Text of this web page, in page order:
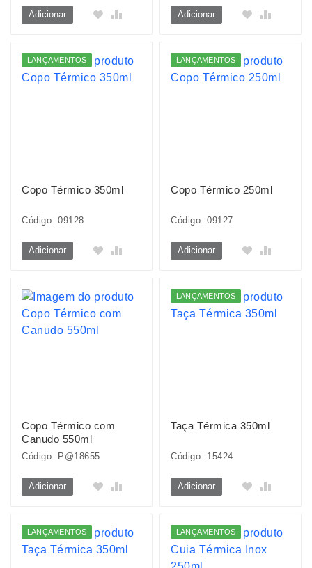
Adicionar Adicionar
LANÇAMENTOS
Copo Térmico 350ml
Código: 09128
Adicionar
LANÇAMENTOS
Copo Térmico 250ml
Código: 09127
Adicionar
Copo Térmico com
Canudo 550ml
Código: P@18655
Adicionar
LANÇAMENTOS
Taça Térmica 350ml
Código: 15424
Adicionar
LANÇAMENTOS LANÇAMENTOS